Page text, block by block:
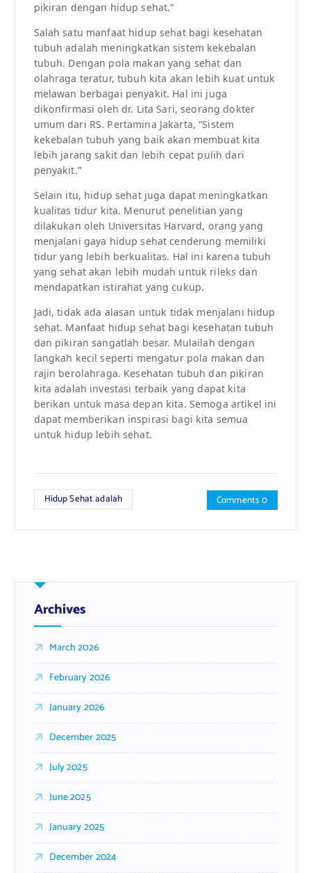
pikiran dengan hidup sehat.”
Salah satu manfaat hidup sehat bagi kesehatan
tubuh adalah meningkatkan sistem kekebalan
tubuh. Dengan pola makan yang sehat dan
olahraga teratur, tubuh kita akan lebih kuat untuk
melawan berbagai penyakit. Hal ini juga
dikonfirmasi oleh dr. Lita Sari, seorang dokter
umum dari RS. Pertamina Jakarta, “Sistem
kekebalan tubuh yang baik akan membuat kita
lebih jarang sakit dan lebih cepat pulih dari
penyakit.”
Selain itu, hidup sehat juga dapat meningkatkan
kualitas tidur kita. Menurut penelitian yang
dilakukan oleh Universitas Harvard, orang yang
menjalani gaya hidup sehat cenderung memiliki
tidur yang lebih berkualitas. Hal ini karena tubuh
yang sehat akan lebih mudah untuk rileks dan
mendapatkan istirahat yang cukup.
Jadi, tidak ada alasan untuk tidak menjalani hidup
sehat. Manfaat hidup sehat bagi kesehatan tubuh
dan pikiran sangatlah besar. Mulailah dengan
langkah kecil seperti mengatur pola makan dan
rajin berolahraga. Kesehatan tubuh dan pikiran
kita adalah investasi terbaik yang dapat kita
berikan untuk masa depan kita. Semoga artikel ini
dapat memberikan inspirasi bagi kita semua
untuk hidup lebih sehat.
Hidup Sehat adalah Comments 0
Archives
March 2026
February 2026
January 2026
December 2025
July 2025
June 2025
January 2025
December 2024